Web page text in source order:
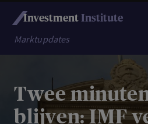
Investment Institute
Marktupdates
Twee
blijven: IMF